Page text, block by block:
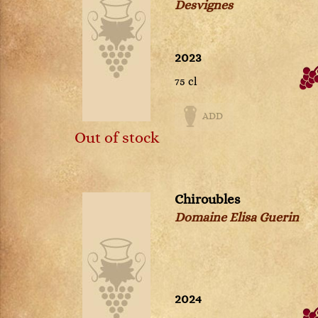
Petit Chablis
Pommard
Pouilly-Fuissé
Pouilly-Loché
Puligny-Montrachet
Saint-Romain
Savigny-lès-Beaune
Vosne-Romanée
Châteauneuf-du-pape
Chevalier-Montrachet
Chianti Classico
Chignin-Bergeron
Condrieu
Cornas
Côte-de-Provence
Côtes de Brouilly
Côtes du Jura
Côtes du Rhône
Crémant de Bourgogne
Crozes-Hermitage
Dolcetto d'Alba
Out of stock
Desvignes
2023
75 cl
ADD
Chiroubles
Domaine Elisa Guerin
2024